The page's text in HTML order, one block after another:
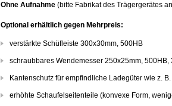
Ohne Aufnahme (bitte Fabrikat des Trägergerätes
Optional erhältlich gegen Mehrpreis:
verstärkte Schüfleiste 300x30mm, 500HB
schraubbares Wendemesser 250x25mm, 500HB,
Kantenschutz für empfindliche Ladegüter wie z.
erhöhte Schaufelseitenteile (konvexe Form,